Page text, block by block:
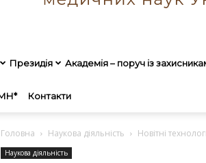
Президія Академія – поруч із
Контакти
Головна Наукова діяльність Новітні
Наукова діяльність